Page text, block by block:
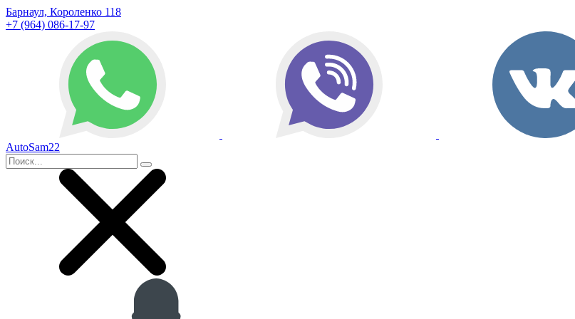
Барнаул, Короленко 118
+7 (964) 086-17-97
AutoSam22